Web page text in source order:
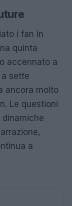
i fan in
quinta
accennato a
sette
ancora molto
Le questioni
dinamiche
a